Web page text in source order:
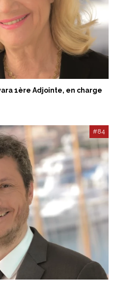
1ère Adjointe, en charge
#84